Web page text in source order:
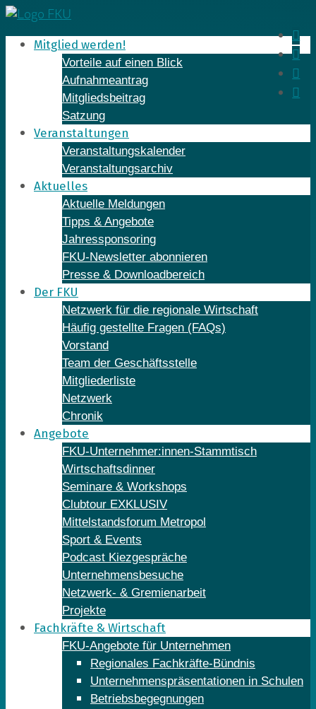
Skip
to
contentMitglied werden!
Vorteile auf einen Blick
Aufnahmeantrag
Mitgliedsbeitrag
Satzung
Veranstaltungen
Veranstaltungskalender
Veranstaltungsarchiv
Aktuelles
Aktuelle Meldungen
Tipps & Angebote
Jahressponsoring
FKU-Newsletter abonnieren
Presse & Downloadbereich
Der FKU
Netzwerk für die regionale Wirtschaft
Häufig gestellte Fragen (FAQs)
Vorstand
Team der Geschäftsstelle
Mitgliederliste
Netzwerk
Chronik
Angebote
FKU-Unternehmer:innen-Stammtisch
Wirtschaftsdinner
Seminare & Workshops
Clubtour EXKLUSIV
Mittelstandsforum Metropol
Sport & Events
Podcast Kiezgespräche
Unternehmensbesuche
Netzwerk- & Gremienarbeit
Projekte
Fachkräfte & Wirtschaft
FKU-Angebote für Unternehmen
Regionales Fachkräfte-Bündnis
Unternehmenspräsentationen in Schulen
Betriebsbegegnungen